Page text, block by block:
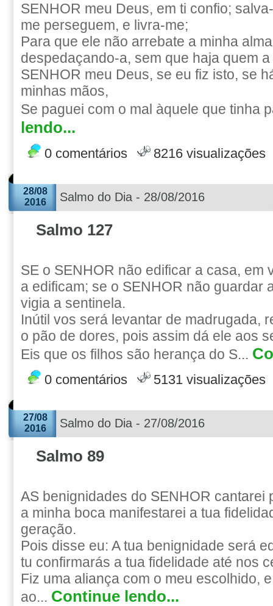
SENHOR meu Deus, em ti confio;
me perseguem, e livra-me;
Para que ele não arrebate a minha
despedaçando-a, sem que haja quem
SENHOR meu Deus, se eu fiz isto, se
minhas mãos,
Se paguei com o mal àquele que tinha
lendo...
0 comentários 8216 visualizações
28/08
2016
Salmo do Dia - 28/08/2016
Salmo 127
SE o SENHOR não edificar a casa, em
a edificam; se o SENHOR não guardar
vigia a sentinela.
Inútil vos será levantar de madrugada,
o pão de dores, pois assim dá ele aos
Eis que os filhos são herança do S...
0 comentários 5131 visualizações
27/08
2016
Salmo do Dia - 27/08/2016
Salmo 89
AS benignidades do SENHOR cantarei
a minha boca manifestarei a tua
geração.
Pois disse eu: A tua benignidade será
tu confirmarás a tua fidelidade até nos
Fiz uma aliança com o meu escolhido,
ao... Continue lendo...